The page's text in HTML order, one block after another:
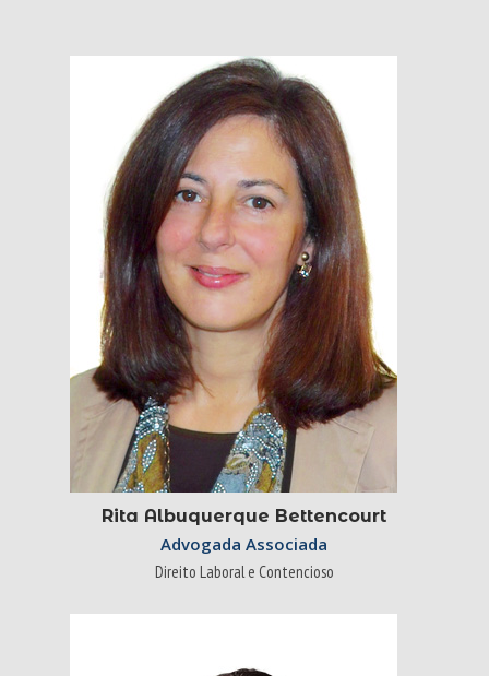
Rita Albuquerque Bettencourt
Advogada Associada
Direito Laboral e Contencioso